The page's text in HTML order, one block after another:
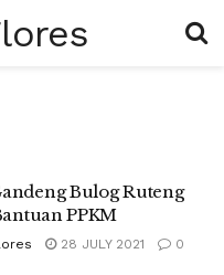
Bulog Ruteng
PPKM
28 JULY 2021 0